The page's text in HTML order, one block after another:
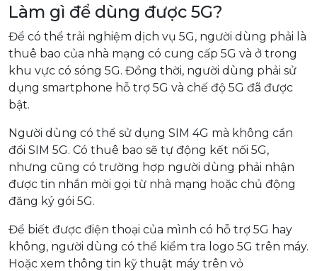
Làm gì để dùng được 5G?
Để có thể trải nghiệm dịch vụ 5G, người dùng phải là
thuê bao của nhà mạng có cung cấp 5G và ở trong
khu vực có sóng 5G. Đồng thời, người dùng phải sử
dụng smartphone hỗ trợ 5G và chế độ 5G đã được
bật.
Người dùng có thể sử dụng SIM 4G mà không cần
đổi SIM 5G. Có thuê bao sẽ tự động kết nối 5G,
nhưng cũng có trường hợp người dùng phải nhận
được tin nhắn mời gọi từ nhà mạng hoặc chủ động
đăng ký gói 5G.
Để biết được điện thoại của mình có hỗ trợ 5G hay
không, người dùng có thể kiểm tra logo 5G trên máy.
Hoặc xem thông tin kỹ thuật máy trên vỏ